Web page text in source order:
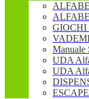
Manuale
UDA
UDA